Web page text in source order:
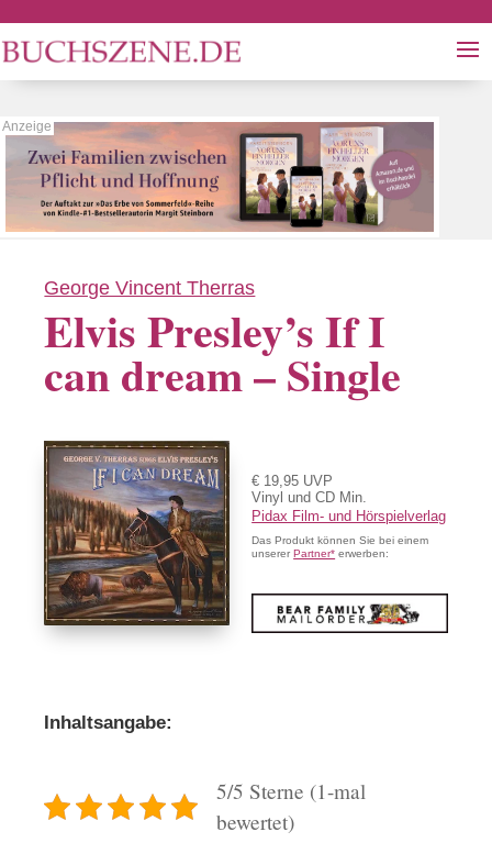
George Vincent Therras
Elvis Presley’s If I
can dream – Single
€ 19,95 UVP
Vinyl und CD Min.
Pidax Film- und Hörspielverlag
Das Produkt können Sie bei einem
unsererPartner* erwerben:
Inhaltsangabe:
5/5 Sterne (1-mal
bewertet)